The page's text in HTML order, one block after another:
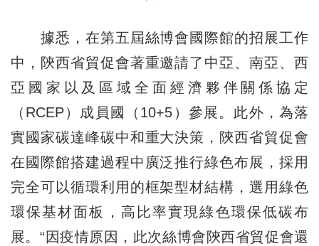
據悉，在第五屆絲博會國際館的招展工作
中，陝西省貿促會著重邀請了中亞、南亞、西
亞國家以及區域全面經濟夥伴關係協定
（RCEP）成員國（10+5）參展。此外，為落
實國家碳達峰碳中和重大決策，陝西省貿促會
在國際館搭建過程中廣泛推行綠色布展，採用
完全可以循環利用的框架型材結構，選用綠色
環保基材面板，高比率實現綠色環保低碳布
展。“因疫情原因，此次絲博會陝西省貿促會還